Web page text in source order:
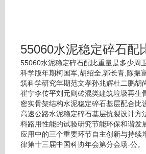
55060水泥稳定碎石配
55060水泥稳定碎石配比重量是多少周
科学版年期柯国军,胡绍全,郭长青,陈振
筑科学研究年期范文孝孙兆辉杜二鹏胡
崔宁李传平刘元则砖混类建筑垃圾再生
密实骨架结构水泥稳定碎石基层配合
高速公路水泥稳定碎石基层抗裂设计
料路用性能的试验研究节能环保和谐
应用中的三个重要环节自主创新与持
律第十三届中国科协年会第分会场-公。